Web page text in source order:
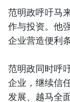
范明政呼吁马
作与投资。他
企业营造便利条
范明政同时呼
企业，继续信
发展、越马全